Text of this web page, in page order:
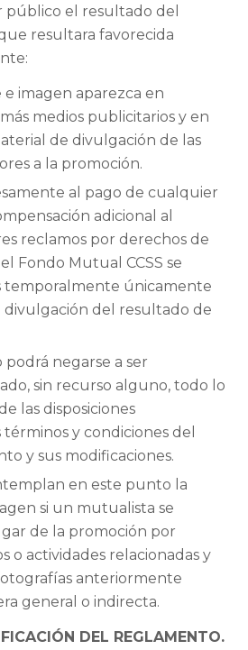
público el resultado del
resultara favorecida
imagen aparezca en
medios publicitarios y en
de divulgación de las
a la promoción.
al pago de cualquier
adicional al
reclamos por derechos de
Fondo Mutual CCSS se
temporalmente únicamente
divulgación del resultado de
negarse a ser
sin recurso alguno, todo lo
las disposiciones
y condiciones del
y sus modificaciones.
en este punto la
si un mutualista se
de la promoción por
o actividades relacionadas y
anteriormente
general o indirecta.
DEL REGLAMENTO.